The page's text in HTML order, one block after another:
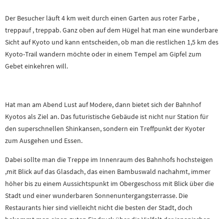
Der Besucher läuft 4 km weit durch einen Garten aus roter Farbe ,
treppauf , treppab. Ganz oben auf dem Hügel hat man eine wunderbare
Sicht auf Kyoto und kann entscheiden, ob man die restlichen 1,5 km des
Kyoto-Trail wandern möchte oder in einem Tempel am Gipfel zum
Gebet einkehren will.
Hat man am Abend Lust auf Modere, dann bietet sich der Bahnhof
Kyotos als Ziel an. Das futuristische Gebäude ist nicht nur Station für
den superschnellen Shinkansen, sondern ein Treffpunkt der Kyoter
zum Ausgehen und Essen.
Dabei sollte man die Treppe im Innenraum des Bahnhofs hochsteigen
,mit Blick auf das Glasdach, das einen Bambuswald nachahmt, immer
höher bis zu einem Aussichtspunkt im Obergeschoss mit Blick über die
Stadt und einer wunderbaren Sonnenuntergangsterrasse. Die
Restaurants hier sind vielleicht nicht die besten der Stadt, doch